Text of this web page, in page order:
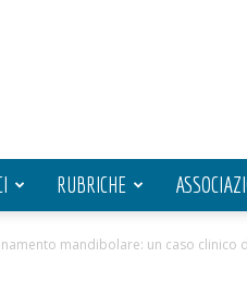
RUBRICHE
mandibolare: un caso clinico